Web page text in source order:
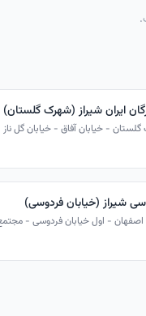
ایران شیراز (شهرک گلستان)
- خیابان آفاق - خیابان گل ناز
شیراز (خیابان فردوسی)